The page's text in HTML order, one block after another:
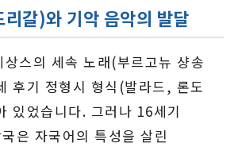
갈)와 기악 음악의 발달
스의 세속 노래(부르고뉴 샹송
후기 정형시 형식(발라드, 론도
있었습니다. 그러나 16세기
은 자국어의 특성을 살린